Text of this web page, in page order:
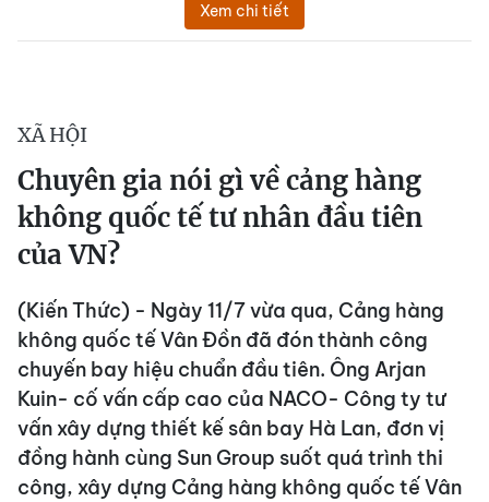
Xem chi tiết
XÃ HỘI
Chuyên gia nói gì về cảng hàng
không quốc tế tư nhân đầu tiên
của VN?
(Kiến Thức) - Ngày 11/7 vừa qua, Cảng hàng
không quốc tế Vân Đồn đã đón thành công
chuyến bay hiệu chuẩn đầu tiên. Ông Arjan
Kuin- cố vấn cấp cao của NACO- Công ty tư
vấn xây dựng thiết kế sân bay Hà Lan, đơn vị
đồng hành cùng Sun Group suốt quá trình thi
công, xây dựng Cảng hàng không quốc tế Vân